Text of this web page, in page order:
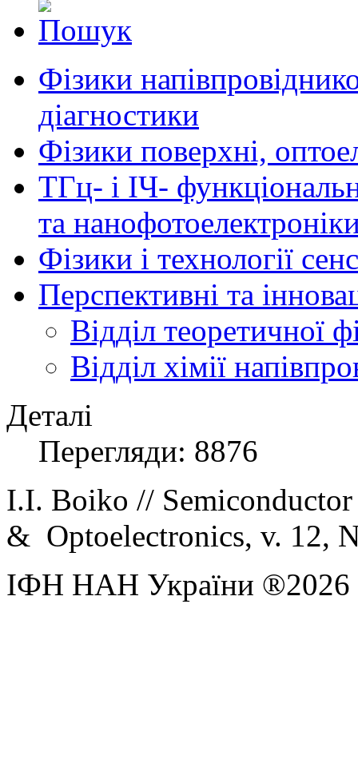
Фізики
діагностики
Фізики поверхні,
ТГц- і ІЧ-
та
Фізики і технології
Перспективні та
Відділ теоретичної
Відділ хімії
Деталі
Перегляди: 8876
I.I. Boiko //
& Optoelectronics, v. 12,
ІФН НАН України ®2026